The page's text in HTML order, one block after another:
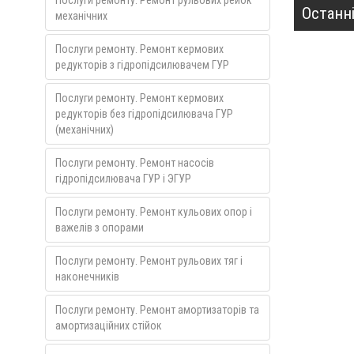
механічних
Послуги ремонту. Ремонт кермових
редукторів з гідропідсилювачем ГУР
Послуги ремонту. Ремонт кермових
редукторів без гідропідсилювача ГУР
(механічних)
Послуги ремонту. Ремонт насосів
гідропідсилювача ГУР і ЭГУР
Послуги ремонту. Ремонт кульових опор і
важелів з опорами
Послуги ремонту. Ремонт рульових тяг і
наконечників
Послуги ремонту. Ремонт амортизаторів та
амортизаційних стійок